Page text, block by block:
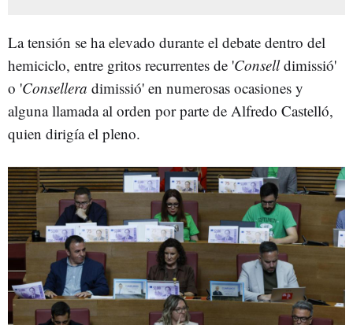
La tensión se ha elevado durante el debate dentro del
hemiciclo, entre gritos recurrentes de 'Conselldimissió'
o 'Consellera dimissió' en numerosas ocasiones y
alguna llamada al orden por parte de Alfredo Castelló,
quien dirigía el pleno.